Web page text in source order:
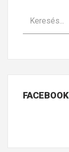
FACEBOOK